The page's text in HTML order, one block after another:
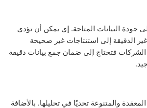
جودة البيانات المتاحة. إي يمكن أن تؤدي
غير الدقيقة إلى استنتاجات غير صحيحة
الشركات فتحتاج إلى ضمان جمع بيانات دقيقة
والمتنوعة تحديًا في تحليلها. بالأضافة